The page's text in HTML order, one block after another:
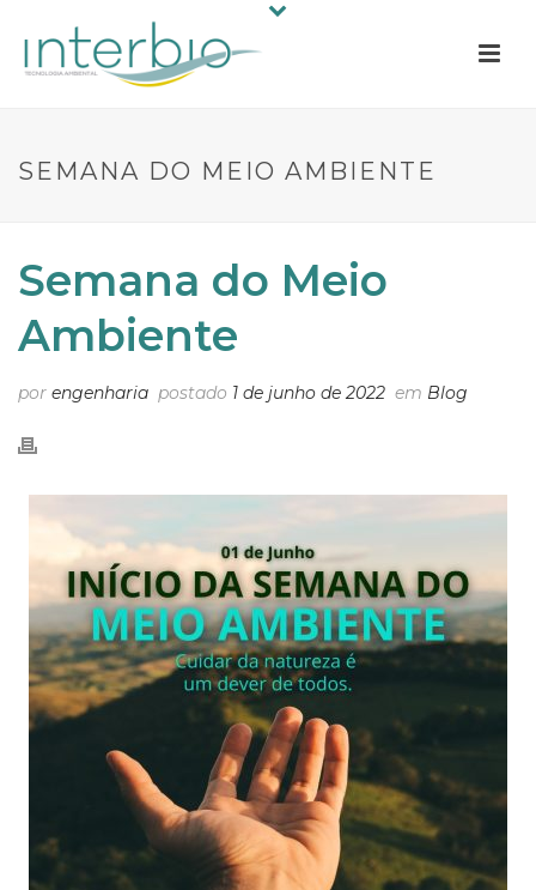
SEMANA DO MEIO AMBIENTE
Semana do Meio
Ambiente
por engenharia postado 1 de junho de 2022 em Blog